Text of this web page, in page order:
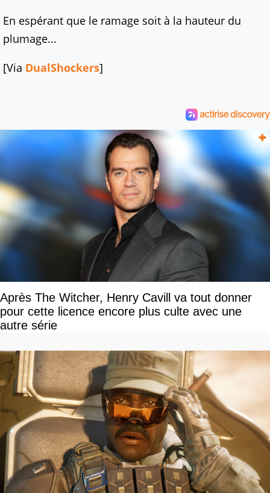
En espérant que le ramage soit à la hauteur du
plumage...
[Via DualShockers]
Après The Witcher, Henry Cavill va tout donner
pour cette licence encore plus culte avec une
autre série